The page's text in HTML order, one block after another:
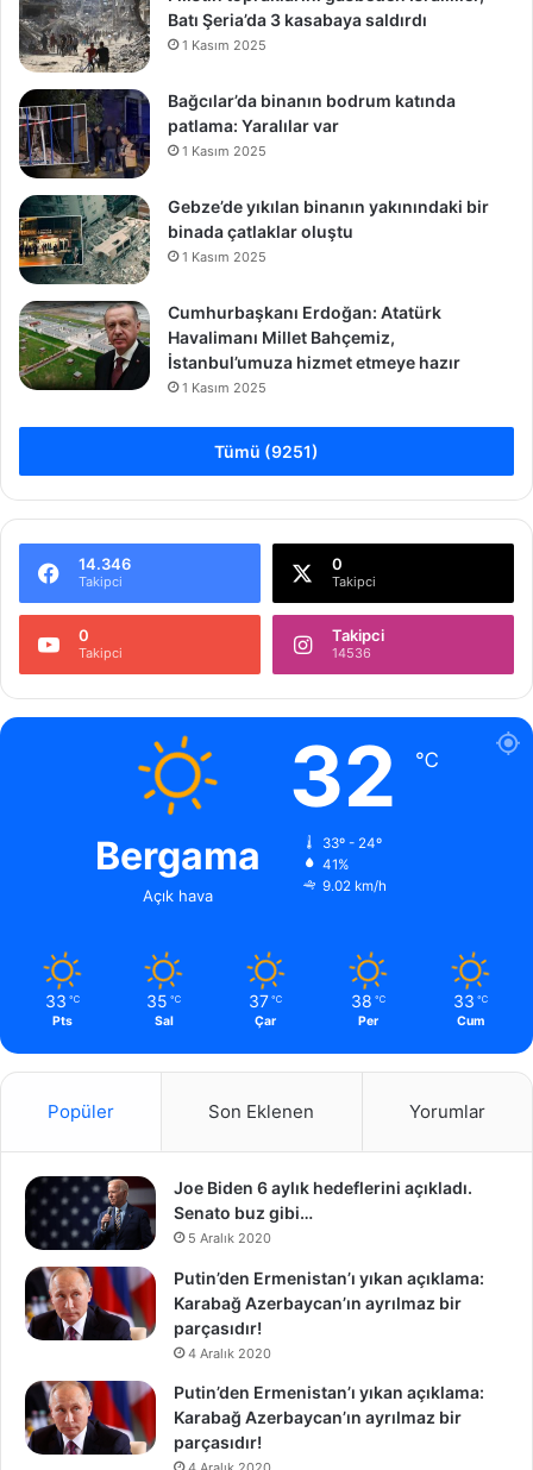
n
i
n
l
ü
m
n
e
n
e
d
e
n
o
d
Batı Şeria’da 3 kasabaya saldırdı
1 Kasım 2025
Bağcılar’da binanın bodrum katında
patlama: Yaralılar var
1 Kasım 2025
Gebze’de yıkılan binanın yakınındaki bir
binada çatlaklar oluştu
1 Kasım 2025
Cumhurbaşkanı Erdoğan: Atatürk
Havalimanı Millet Bahçemiz,
İstanbul’umuza hizmet etmeye hazır
1 Kasım 2025
Tümü (9251)
14.346
Takipci
0
Takipci
0
Takipci
Takipci
14536
Bergama
Açık hava
32 ℃
33º - 24º
41%
9.02 km/h
33 ℃
Pts
35 ℃
Sal
37 ℃
Çar
38 ℃
Per
33 ℃
Cum
Popüler Son Eklenen Yorumlar
Joe Biden 6 aylık hedeflerini açıkladı.
Senato buz gibi…
5 Aralık 2020
Putin’den Ermenistan’ı yıkan açıklama:
Karabağ Azerbaycan’ın ayrılmaz bir
parçasıdır!
4 Aralık 2020
Putin’den Ermenistan’ı yıkan açıklama:
Karabağ Azerbaycan’ın ayrılmaz bir
parçasıdır!